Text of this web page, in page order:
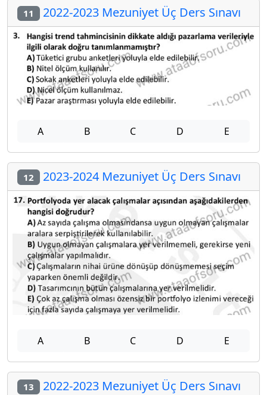
11 2022-2023 Mezuniyet Üç Ders Sınavı
A B C D E
12 2023-2024 Mezuniyet Üç Ders Sınavı
A B C D E
13 2022-2023 Mezuniyet Üç Ders Sınavı